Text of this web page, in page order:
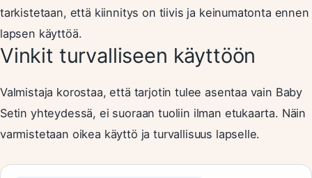
tarkistetaan, että kiinnitys on tiivis ja keinumatonta ennen
lapsen käyttöä.
Vinkit turvalliseen käyttöön
Valmistaja korostaa, että tarjotin tulee asentaa vain Baby
Setin yhteydessä, ei suoraan tuoliin ilman etukaarta. Näin
varmistetaan oikea käyttö ja turvallisuus lapselle.